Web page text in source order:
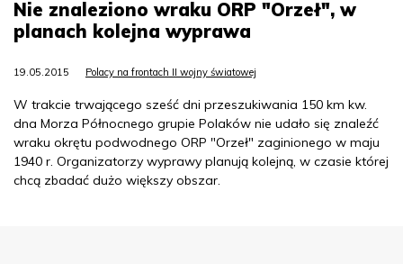
Nie znaleziono wraku ORP "Orzeł", w
planach kolejna wyprawa
19.05.2015 Polacy na frontach II wojny światowej
W trakcie trwającego sześć dni przeszukiwania 150 km kw.
dna Morza Północnego grupie Polaków nie udało się znaleźć
wraku okrętu podwodnego ORP "Orzeł" zaginionego w maju
1940 r. Organizatorzy wyprawy planują kolejną, w czasie której
chcą zbadać dużo większy obszar.